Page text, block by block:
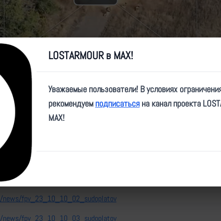
Play
Video
618
живой силы и укрытий противника.
невыполнимых задач, и в этом можно убедиться посмотрев видео.
fpv_23_10_10_01_sudoplatov
fpv_23_10_10_02_sudoplatov
fpv_23_10_10_03_sudoplatov
LOSTARMOUR в MAX!
Уважаемые пользователи! В условиях
рекомендуем подписаться на канал проекта
MAX!